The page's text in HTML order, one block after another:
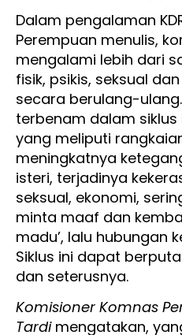
Dalam pengalaman
Perempuan menulis,
mengalami lebih dari
fisik, psikis, seksual
secara berulang-
terbenam dalam siklus
yang meliputi
meningkatnya
isteri, terjadinya
seksual, ekonomi,
minta maaf dan
madu’, lalu hubungan
Siklus ini dapat
dan seterusnya.
Komisioner Komnas
Tardimengatakan,